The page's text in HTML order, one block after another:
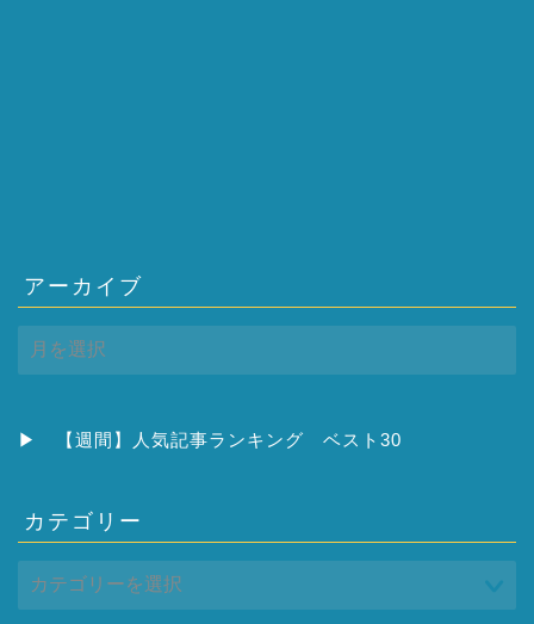
アーカイブ
ア
ー
ブ
▶ 【週間】人気記事ランキング ベスト30
カテゴリー